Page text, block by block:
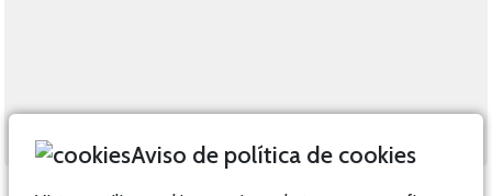
Aviso de política de cookies